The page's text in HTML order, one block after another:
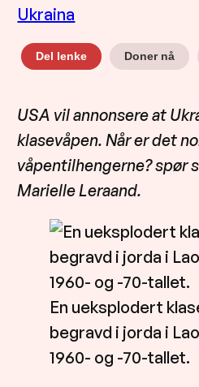
Ukraina
Del lenke Doner nå
USA vil annonsere at
klasevåpen. Når er det
våpentilhengerne? spør
Marielle Leraand.
En ueksplodert
begravd i jorda i
1960- og -70-tallet.